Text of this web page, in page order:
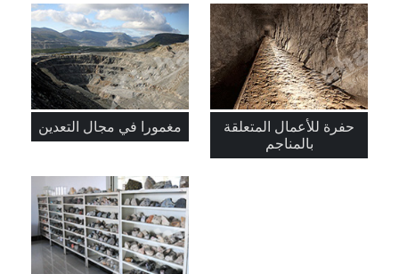
مغمورا في مجال التعدين
حفرة للأعمال المتعلقة
بالمناجم